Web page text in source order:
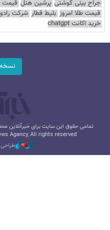
جراح بینی گوشتی پرشین هتل قیمت
قیمت طلا امروز بلیط قطار شرکت
خرید اکانت chatgpt
تمامی حقوق این سایت برای خبرآنلاین
Agancy, All rights reserved
طراحی